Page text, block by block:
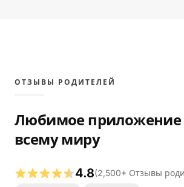
ОТЗЫВЫ РОДИТЕЛЕЙ
Любимое приложение
всему миру
4.8(2,500+ Отзывы